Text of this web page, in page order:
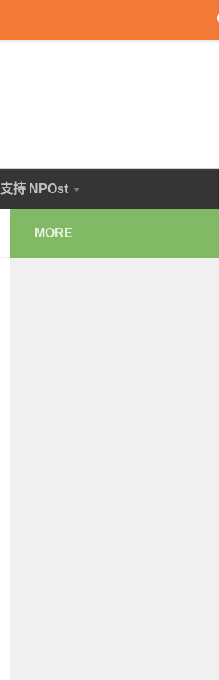
支持 NPOst
MORE